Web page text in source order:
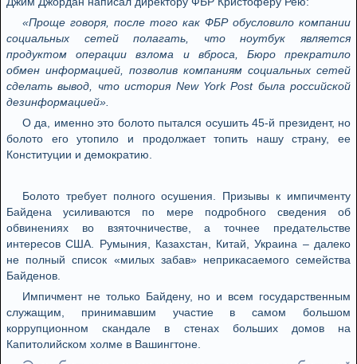
«Проще говоря, после того как ФБР обусловило компании
социальных сетей полагать, что ноутбук является
продуктом операции взлома и вброса, Бюро прекратило
обмен информацией, позволив компаниям социальных сетей
сделать вывод, что история New York Post была российской
дезинформацией».
О да, именно это болото пытался осушить 45-й президент, но
болото его утопило и продолжает топить нашу страну, ее
Конституции и демократию.
Болото требует полного осушения. Призывы к импичменту
Байдена усиливаются по мере подробного сведения об
обвинениях во взяточничестве, а точнее предательстве
интересов США. Румыния, Казахстан, Китай, Украина – далеко
не полный список «милых забав» неприкасаемого семейства
Байденов.
Импичмент не только Байдену, но и всем государственным
служащим, принимавшим участие в самом большом
коррупционном скандале в стенах больших домов на
Капитолийском холме в Вашингтоне.